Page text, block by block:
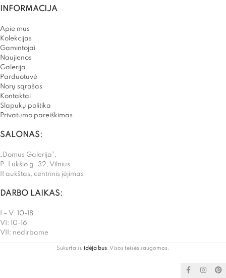
INFORMACIJA
Apie mus
Kolekcijas
Gamintojai
Naujienos
Galerija
Parduotuvė
Norų sąrašas
Kontaktai
Slapukų politika
Privatumo pareiškimas
SALONAS:
„Domus Galerija”,
P. Lukšio g. 32, Vilnius
II aukštas, centrinis įėjimas
DARBO LAIKAS:
I – V: 10-18
VI: 10-16
VII: nedirbame
Sukurta su idėja bus . Visos teisės saugomos.